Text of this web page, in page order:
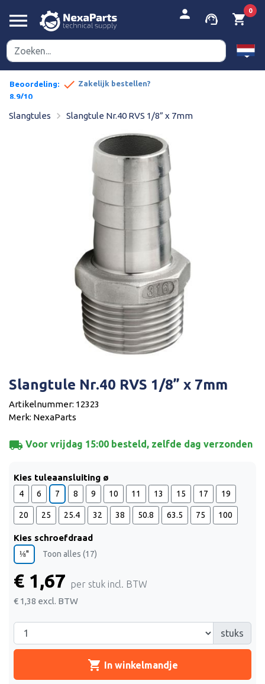
menu person support_agent shopping_cart
0
Beoordeling:
8,9/10
prijzen done Zakelijk bestellen?
Slangtules navigate_next Slangtule Nr.40 RVS 1/8” x 7mm


Slangtule Nr.40 RVS 1/8” x 7mm
Artikelnummer: 12323
Merk: NexaParts
local_shipping Voor vrijdag 15:00 besteld, zelfde dag verzonden
Kies tuleaansluiting ø
4 6 7 8 9 10 11 13 15 17 19
20 25 25.4 32 38 50.8 63.5 75 100
Kies schroefdraad
⅛" Toon alles (17)
€ 1,67 per stuk incl. BTW
€ 1,38 excl. BTW
stuks
shopping_cart In winkelmandje